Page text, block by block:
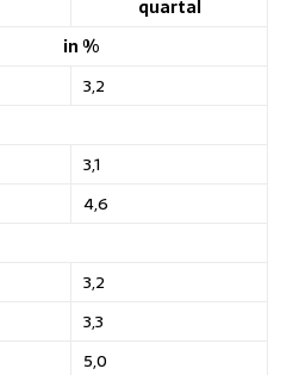
quartal
in %
3,2
3,1
4,6
3,2
3,3
5,0